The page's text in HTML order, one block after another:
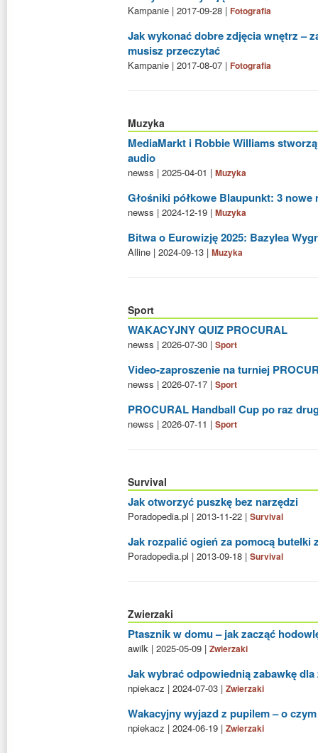
Kampanie | 2017-09-28 | Fotografia
Jak wykonać dobre zdjęcia wnętrz –
musisz przeczytać
Kampanie | 2017-08-07 | Fotografia
Muzyka
MediaMarkt i Robbie Williams
audio
newss | 2025-04-01 | Muzyka
Głośniki półkowe Blaupunkt: 3
newss | 2024-12-19 | Muzyka
Bitwa o Eurowizję 2025: Bazylea
Alline | 2024-09-13 | Muzyka
Sport
WAKACYJNY QUIZ PROCURAL
newss | 2026-07-30 | Sport
Video-zaproszenie na turniej
newss | 2026-07-17 | Sport
PROCURAL Handball Cup po raz
newss | 2026-07-11 | Sport
Survival
Jak otworzyć puszkę bez narzędzi
Poradopedia.pl | 2013-11-22 | Survival
Jak rozpalić ogień za pomocą butelki
Poradopedia.pl | 2013-09-18 | Survival
Zwierzaki
Ptasznik w domu – jak zacząć
awilk | 2025-05-09 | Zwierzaki
Jak wybrać odpowiednią zabawkę
npiekacz | 2024-07-03 | Zwierzaki
Wakacyjny wyjazd z pupilem – o
npiekacz | 2024-06-19 | Zwierzaki